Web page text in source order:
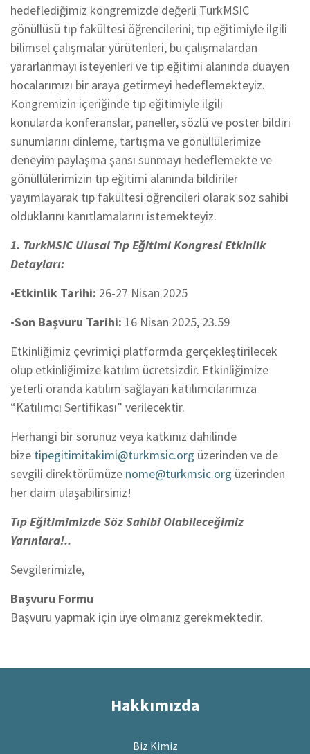
hedeflediğimiz kongremizde değerli TurkMSIC
gönüllüsü tıp fakültesi öğrencilerini; tıp eğitimiyle ilgili
bilimsel çalışmalar yürütenleri, bu çalışmalardan
yararlanmayı isteyenleri ve tıp eğitimi alanında duayen
hocalarımızı bir araya getirmeyi hedeflemekteyiz.
Kongremizin içeriğinde tıp eğitimiyle ilgili
konularda konferanslar, paneller, sözlü ve poster bildiri
sunumlarını dinleme, tartışma ve gönüllülerimize
deneyim paylaşma şansı sunmayı hedeflemekte ve
gönüllülerimizin tıp eğitimi alanında bildiriler
yayımlayarak tıp fakültesi öğrencileri olarak söz sahibi
olduklarını kanıtlamalarını istemekteyiz.
1. TurkMSIC Ulusal Tıp Eğitimi Kongresi Etkinlik
Detayları:
•Etkinlik Tarihi: 26-27 Nisan 2025
•Son Başvuru Tarihi: 16 Nisan 2025, 23.59
Etkinliğimiz çevrimiçi platformda gerçekleştirilecek
olup etkinliğimize katılım ücretsizdir. Etkinliğimize
yeterli oranda katılım sağlayan katılımcılarımıza
“Katılımcı Sertifikası” verilecektir.
Herhangi bir sorunuz veya katkınız dahilinde
bize tipegitimitakimi@turkmsic.org üzerinden ve de
sevgili direktörümüze nome@turkmsic.org üzerinden
her daim ulaşabilirsiniz!
Tıp Eğitimimizde Söz Sahibi Olabileceğimiz
Yarınlara!..
Sevgilerimizle,
Başvuru Formu
Başvuru yapmak için üye olmanız gerekmektedir.
Hakkımızda
Biz Kimiz